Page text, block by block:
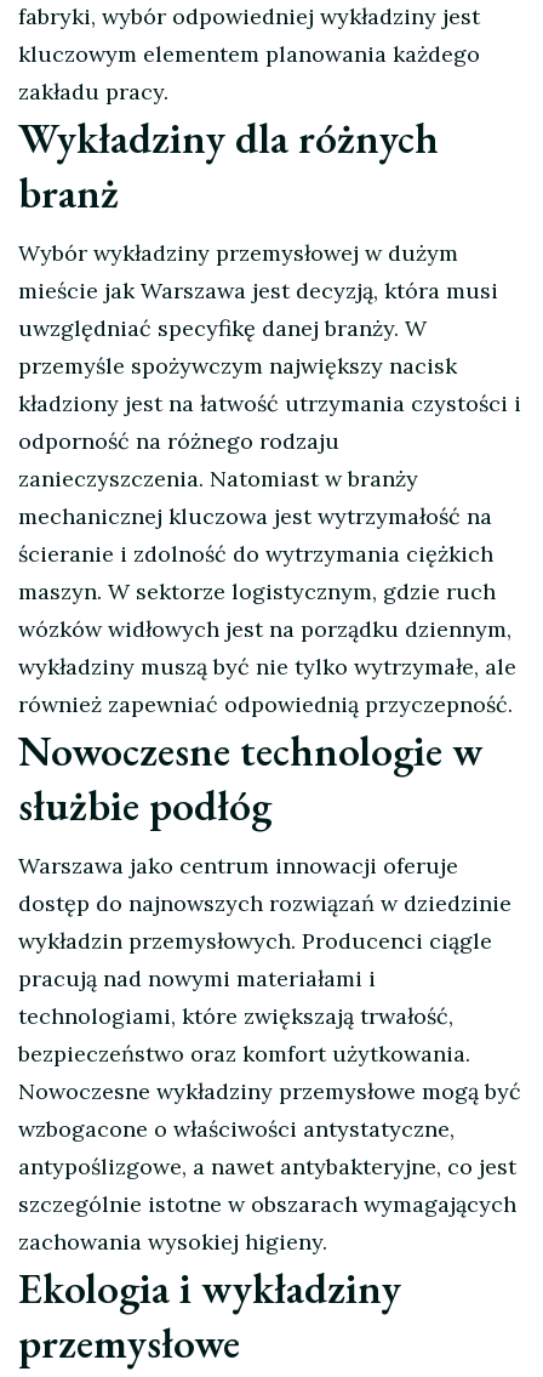
fabryki, wybór odpowiedniej wykładziny jest
kluczowym elementem planowania każdego
zakładu pracy.
Wykładziny dla różnych
branż
Wybór wykładziny przemysłowej w dużym
mieście jak Warszawa jest decyzją, która musi
uwzględniać specyfikę danej branży. W
przemyśle spożywczym największy nacisk
kładziony jest na łatwość utrzymania czystości i
odporność na różnego rodzaju
zanieczyszczenia. Natomiast w branży
mechanicznej kluczowa jest wytrzymałość na
ścieranie i zdolność do wytrzymania ciężkich
maszyn. W sektorze logistycznym, gdzie ruch
wózków widłowych jest na porządku dziennym,
wykładziny muszą być nie tylko wytrzymałe, ale
również zapewniać odpowiednią przyczepność.
Nowoczesne technologie w
służbie podłóg
Warszawa jako centrum innowacji oferuje
dostęp do najnowszych rozwiązań w dziedzinie
wykładzin przemysłowych. Producenci ciągle
pracują nad nowymi materiałami i
technologiami, które zwiększają trwałość,
bezpieczeństwo oraz komfort użytkowania.
Nowoczesne wykładziny przemysłowe mogą być
wzbogacone o właściwości antystatyczne,
antypoślizgowe, a nawet antybakteryjne, co jest
szczególnie istotne w obszarach wymagających
zachowania wysokiej higieny.
Ekologia i wykładziny
przemysłowe